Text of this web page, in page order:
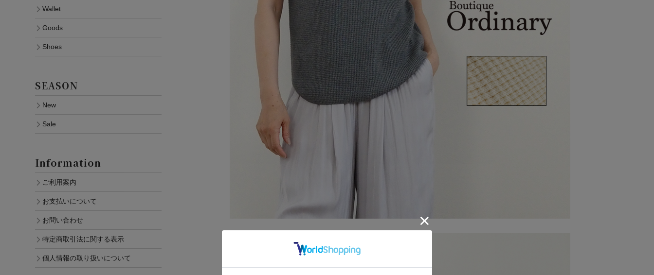
その他(etc)
Wallet
Goods
Shoes
SEASON
New
Sale
Information
ご利用案内
お支払いについて
お問い合わせ
特定商取引法に関する表示
個人情報の取り扱いについて